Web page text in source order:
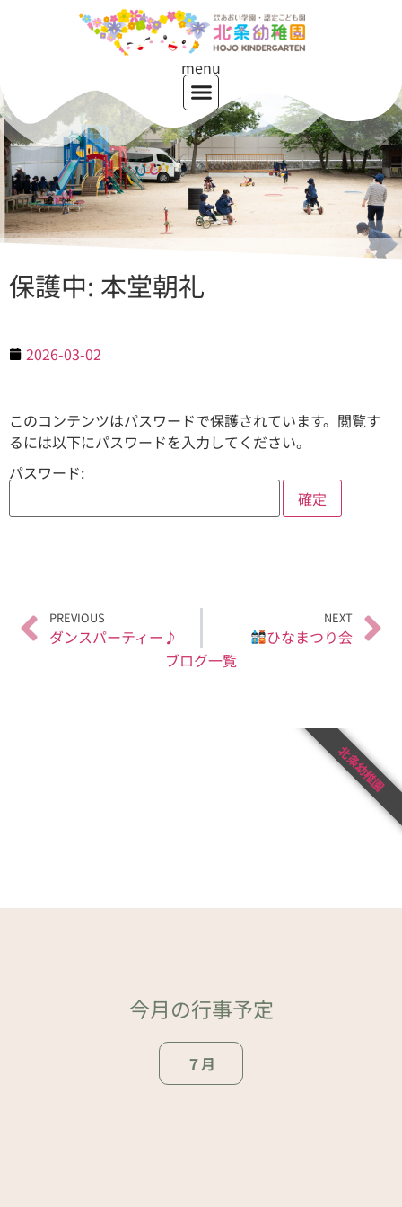
menu
保護中: 本堂朝礼
2026-03-02
このコンテンツはパスワードで保護されています。閲覧す
るには以下にパスワードを入力してください。
パスワード:
PREVIOUS
ダンスパーティー♪
NEXT
ひなまつり会
ブログ一覧
今月の行事予定
７月
北条幼稚園